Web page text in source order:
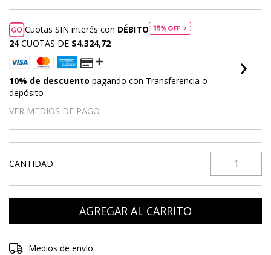
Cuotas SIN interés con DÉBITO
24 CUOTAS DE $4.324,72
10% de descuento pagando con Transferencia o
depósito
VER MEDIOS DE PAGO
CANTIDAD
Entregas para el CP:
Medios de envío